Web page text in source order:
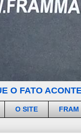
O FATO
O SITE FRAM